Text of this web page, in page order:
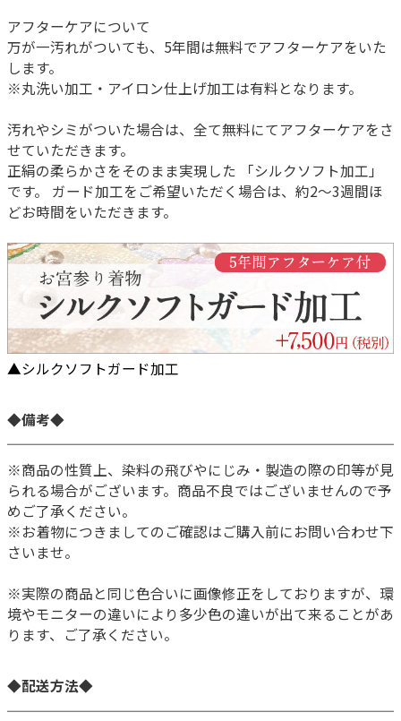
アフターケアについて
万が一汚れがついても、5年間は無料でアフターケアをいた
します。
※丸洗い加工・アイロン仕上げ加工は有料となります。
汚れやシミがついた場合は、全て無料にてアフターケアをさ
せていただきます。
正絹の柔らかさをそのまま実現した 「シルクソフト加工」
です。 ガード加工をご希望いただく場合は、約2～3週間ほ
どお時間をいただきます。
▲シルクソフトガード加工
◆備考◆
※商品の性質上、染料の飛びやにじみ・製造の際の印等が見
られる場合がございます。商品不良ではございませんので予
めご了承ください。
※お着物につきましてのご確認はご購入前にお問い合わせ下
さいませ。
※実際の商品と同じ色合いに画像修正をしておりますが、環
境やモニターの違いにより多少色の違いが出て来ることがあ
ります、ご了承ください。
◆配送方法◆